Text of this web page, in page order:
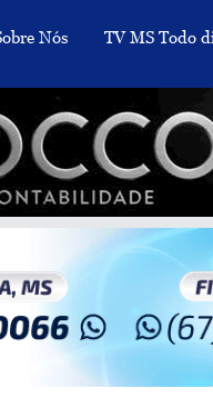
Nós TV MS Todo